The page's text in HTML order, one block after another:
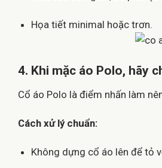
Họa tiết minimal hoặc trơn.
4. Khi mặc áo Polo, hãy
Cổ áo Polo là điểm nhấn làm
Cách xử lý chuẩn:
Không dựng cổ áo lên để tỏ